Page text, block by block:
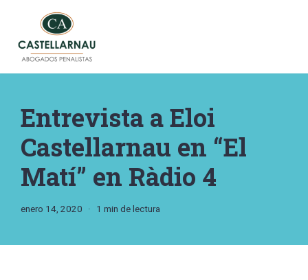
Entrevista a Eloi
Castellarnau en “El
Matí” en Ràdio 4
enero 14, 2020 1 min de lectura